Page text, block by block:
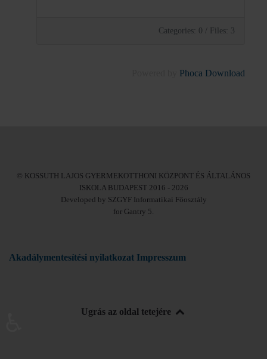
Categories: 0 / Files: 3
Phoca Download
© KOSSUTH LAJOS GYERMEKOTTHONI KÖZPONT ÉS ÁLTALÁNOS
ISKOLA BUDAPEST 2016 - 2026
Developed by SZGYF Informatikai Főosztály
for Gantry 5.
Akadálymentesítési nyilatkozat Impresszum
Ugrás az oldal tetejére